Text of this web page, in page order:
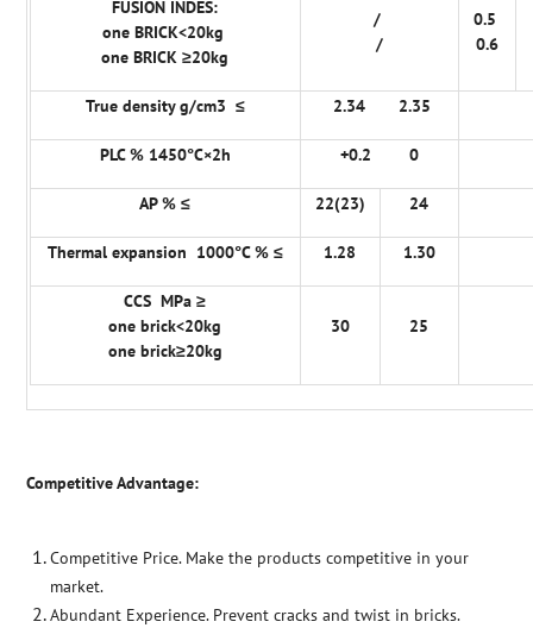
FUSION INDES:
one BRICK<20kg
one BRICK ≥20kg
/
/
0.5
0.6
True density g/cm3 ≤ 2.34 2.35
PLC % 1450°C×2h +0.2 0
AP % ≤ 22(23) 24
Thermal expansion 1000°C % ≤ 1.28 1.30
CCS MPa ≥
one brick<20kg
one brick≥20kg
30 25
Competitive Advantage:
Competitive Price. Make the products competitive in your
market.
Abundant Experience. Prevent cracks and twist in bricks.